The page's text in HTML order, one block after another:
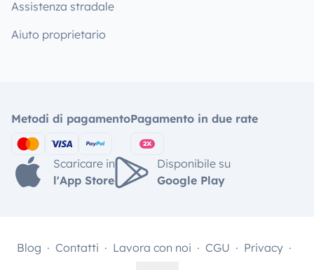
Assistenza stradale
Aiuto proprietario
Metodi di pagamentoPagamento in due rate
Scaricare in
l'App Store
Disponibile su
Google Play
Blog Contatti Lavora con noi CGU
Privacy